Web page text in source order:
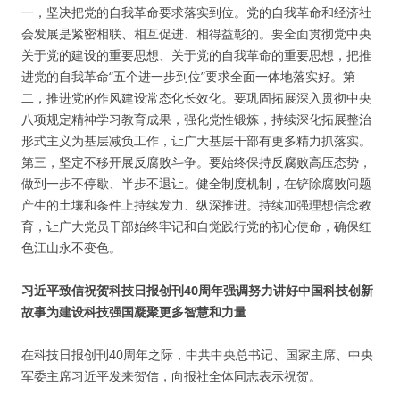
一，坚决把党的自我革命要求落实到位。党的自我革命和经济社
会发展是紧密相联、相互促进、相得益彰的。要全面贯彻党中央
关于党的建设的重要思想、关于党的自我革命的重要思想，把推
进党的自我革命“五个进一步到位”要求全面一体地落实好。第
二，推进党的作风建设常态化长效化。要巩固拓展深入贯彻中央
八项规定精神学习教育成果，强化党性锻炼，持续深化拓展整治
形式主义为基层减负工作，让广大基层干部有更多精力抓落实。
第三，坚定不移开展反腐败斗争。要始终保持反腐败高压态势，
做到一步不停歇、半步不退让。健全制度机制，在铲除腐败问题
产生的土壤和条件上持续发力、纵深推进。持续加强理想信念教
育，让广大党员干部始终牢记和自觉践行党的初心使命，确保红
色江山永不变色。
习近平致信祝贺科技日报创刊40周年强调努力讲好中国科技创新
故事为建设科技强国凝聚更多智慧和力量
在科技日报创刊40周年之际，中共中央总书记、国家主席、中央
军委主席习近平发来贺信，向报社全体同志表示祝贺。